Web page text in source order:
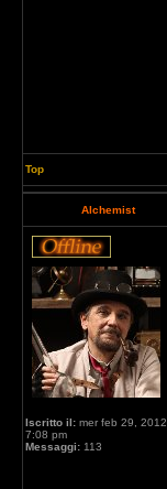
Top
Alchemist
Iscritto il: mer feb 29, 2012
7:08 pm
Messaggi: 113